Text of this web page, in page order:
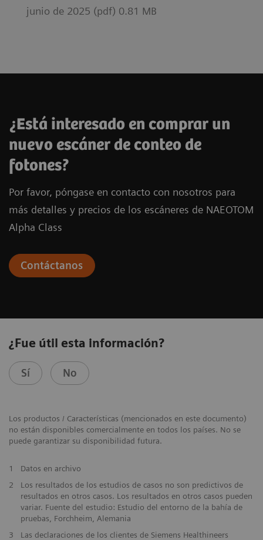
junio de 2025 (pdf) 0.81 MB
¿Está interesado en comprar un
nuevo escáner de conteo de
fotones?
Por favor, póngase en contacto con nosotros para
más detalles y precios de los escáneres de NAEOTOM
Alpha Class
Contáctanos
¿Fue útil esta información?
Sí No
Los productos / Características (mencionados en este documento)
no están disponibles comercialmente en todos los países. No se
puede garantizar su disponibilidad futura.
1
Datos en archivo
2
Los resultados de los estudios de casos no son predictivos de
resultados en otros casos. Los resultados en otros casos pueden
variar. Fuente del estudio: Estudio del entorno de la bahía de
pruebas, Forchheim, Alemania
3
Las declaraciones de los clientes de Siemens Healthineers